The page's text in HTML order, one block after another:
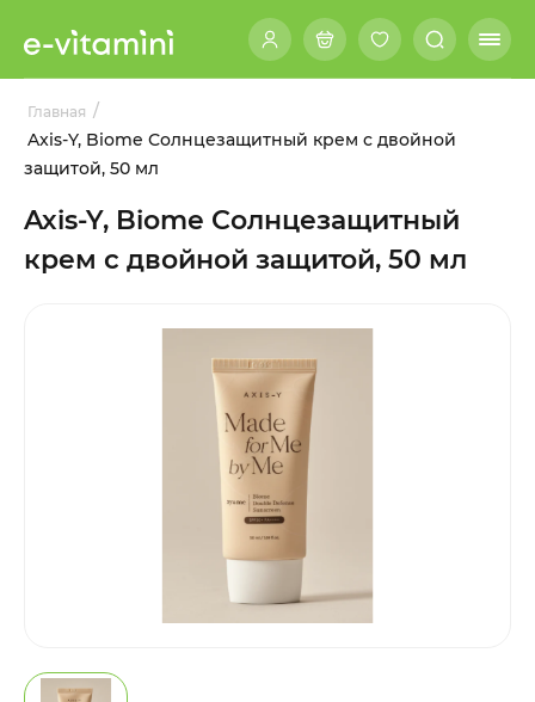
Главная /
Axis-Y, Biome Солнцезащитный крем с двойной
защитой, 50 мл
Axis-Y, Biome Солнцезащитный
крем с двойной защитой, 50 мл